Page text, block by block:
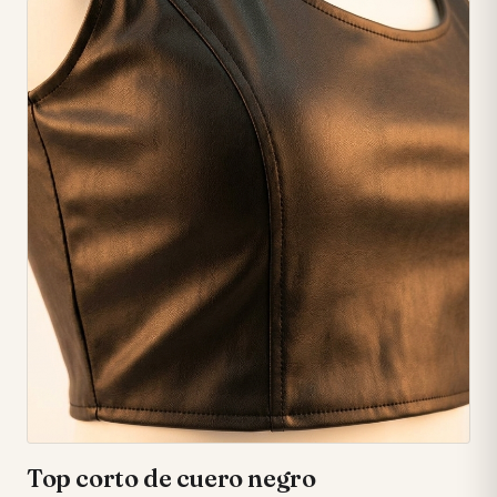
dos botones dorados a juego en cada puño. • 🤩 Cuello
estructurado con pequeña solapa, añadiendo un toque de
distinción. • 🤍 El blanco puro de la chaqueta ofrece una
versatilidad inigualable para tus looks.
Top corto de cuero negro